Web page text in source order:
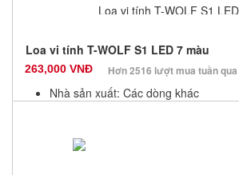
Loa vi tính T-WOLF S1 LED 7 màu
263,000 VNĐ Hơn 2516 lượt mua tuần qua
Nhà sản xuất: Các dòng khác
Số lượng: 100